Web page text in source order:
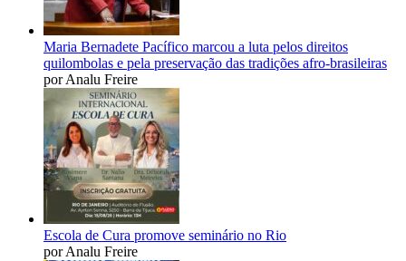
Maria Bernadete Pacífico marcou a luta pelos direitos
quilombolas e pela preservação das tradições afro-brasileiras
por Analu Freire
Escola de Cura promove seminário no Rio
por Analu Freire